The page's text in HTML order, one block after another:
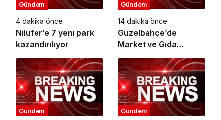
Gündem
4 dakika önce
Nilüfer’e 7 yeni park
kazandırılıyor
Gündem
14 dakika önce
Güzelbahçe’de
Market ve Gıda
İşletmelerine Sıkı
Denetim
Gündem Gündem